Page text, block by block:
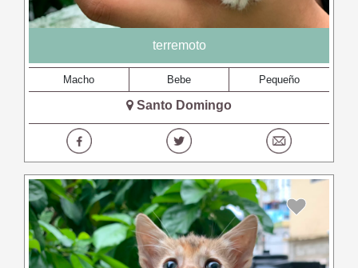
terremoto
Macho Bebe Pequeño
Santo Domingo